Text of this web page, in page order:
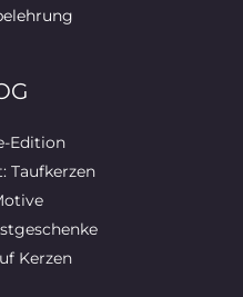
Edition
Taufkerzen
Kerzen